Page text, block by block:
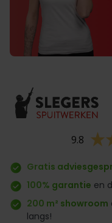
9.8
Gratis
100% garantie en
200 m² showroom
langs!